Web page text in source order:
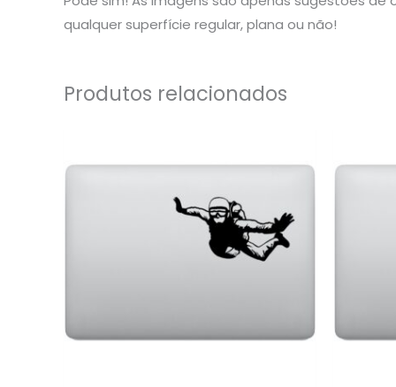
qualquer superfície regular, plana ou não!
Produtos relacionados